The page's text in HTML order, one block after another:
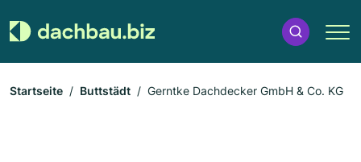
Startseite Buttstädt Gerntke Dachdecker GmbH & Co. KG